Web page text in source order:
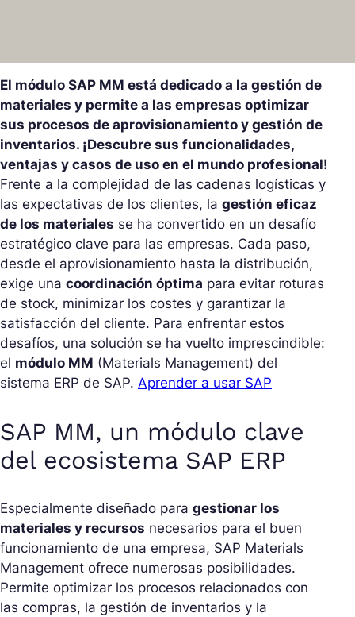
El módulo SAP MM está dedicado a la gestión de
materiales y permite a las empresas optimizar
sus procesos de aprovisionamiento y gestión de
inventarios. ¡Descubre sus funcionalidades,
ventajas y casos de uso en el mundo profesional!
Frente a la complejidad de las cadenas logísticas y
las expectativas de los clientes, la gestión eficaz
de los materiales se ha convertido en un desafío
estratégico clave para las empresas. Cada paso,
desde el aprovisionamiento hasta la distribución,
exige una coordinación óptima para evitar roturas
de stock, minimizar los costes y garantizar la
satisfacción del cliente. Para enfrentar estos
desafíos, una solución se ha vuelto imprescindible:
el módulo MM (Materials Management) del
sistema ERP de SAP. Aprender a usar SAP
SAP MM, un módulo clave
del ecosistema SAP ERP
Especialmente diseñado para gestionar los
materiales y recursos necesarios para el buen
funcionamiento de una empresa, SAP Materials
Management ofrece numerosas posibilidades.
Permite optimizar los procesos relacionados con
las compras, la gestión de inventarios y la